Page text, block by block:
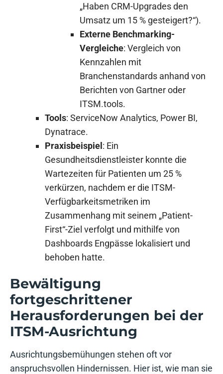
„Haben CRM-Upgrades den
Umsatz um 15 % gesteigert?“).
Externe Benchmarking-
Vergleiche: Vergleich von
Kennzahlen mit
Branchenstandards anhand von
Berichten von Gartner oder
ITSM.tools.
Tools: ServiceNow Analytics, Power BI,
Dynatrace.
Praxisbeispiel : Ein
Gesundheitsdienstleister konnte die
Wartezeiten für Patienten um 25 %
verkürzen, nachdem er die ITSM-
Verfügbarkeitsmetriken im
Zusammenhang mit seinem „Patient-
First“-Ziel verfolgt und mithilfe von
Dashboards Engpässe lokalisiert und
behoben hatte.
Bewältigung
fortgeschrittener
Herausforderungen bei der
ITSM-Ausrichtung
Ausrichtungsbemühungen stehen oft vor
anspruchsvollen Hindernissen. Hier ist, wie man sie